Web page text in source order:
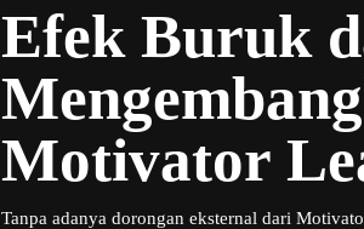
Efek Buruk
Motivator
Tanpa adanya dorongan eksternal dari